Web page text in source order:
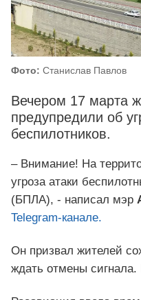
Фото: Станислав Павлов
Вечером 17 марта
предупредили об
беспилотников.
– Внимание! На
угроза атаки
(БПЛА), - написал мэр
Telegram-канале.
Он призвал жителей
ждать отмены